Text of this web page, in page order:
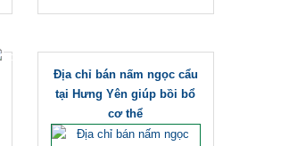
Địa chỉ bán nấm ngọc cẩu
tại Hưng Yên giúp bồi bổ
cơ thể